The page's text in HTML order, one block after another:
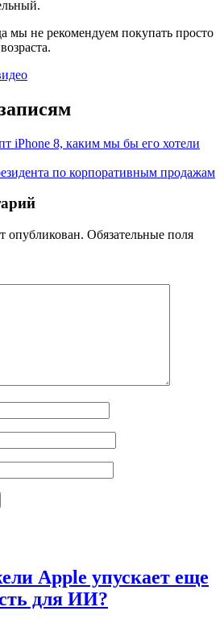
мы не рекомендуем покупать просто
iPhone 8, каким мы бы его хотели
по корпоративным продажам
опубликован. Обязательные поля
Apple упускает еще
для ИИ?